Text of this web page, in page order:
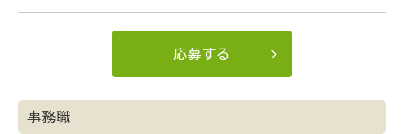
応募する
事務職